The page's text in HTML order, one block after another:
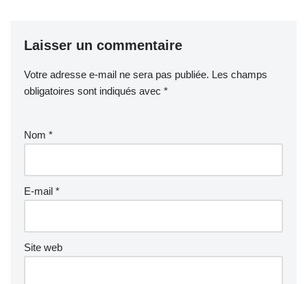
Laisser un commentaire
Votre adresse e-mail ne sera pas publiée. Les champs
obligatoires sont indiqués avec *
Nom *
E-mail *
Site web